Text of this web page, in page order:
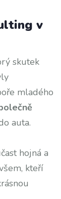
v
skutek
mladého
auta.
hojná a
kteří